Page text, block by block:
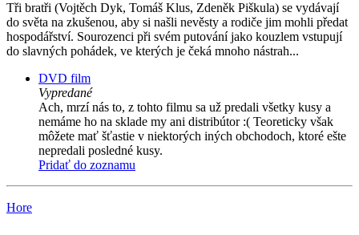
Tři bratři (Vojtěch Dyk, Tomáš Klus, Zdeněk Piškula) se vydávají
do světa na zkušenou, aby si našli nevěsty a rodiče jim mohli předat
hospodářství. Sourozenci při svém putování jako kouzlem vstupují
do slavných pohádek, ve kterých je čeká mnoho nástrah...
DVD film
Vypredané
Ach, mrzí nás to, z tohto filmu sa už predali všetky kusy a
nemáme ho na sklade my ani distribútor :( Teoreticky však
môžete mať šťastie v niektorých iných obchodoch, ktoré ešte
nepredali posledné kusy.
Pridať do zoznamu
Hore